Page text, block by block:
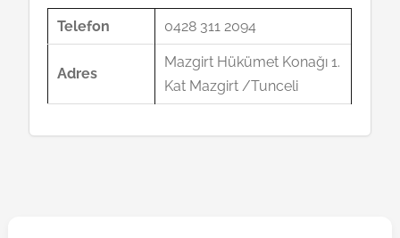
Telefon 0428 311 2094
Adres
Mazgirt Hükümet Konağı 1.
Kat Mazgirt /Tunceli